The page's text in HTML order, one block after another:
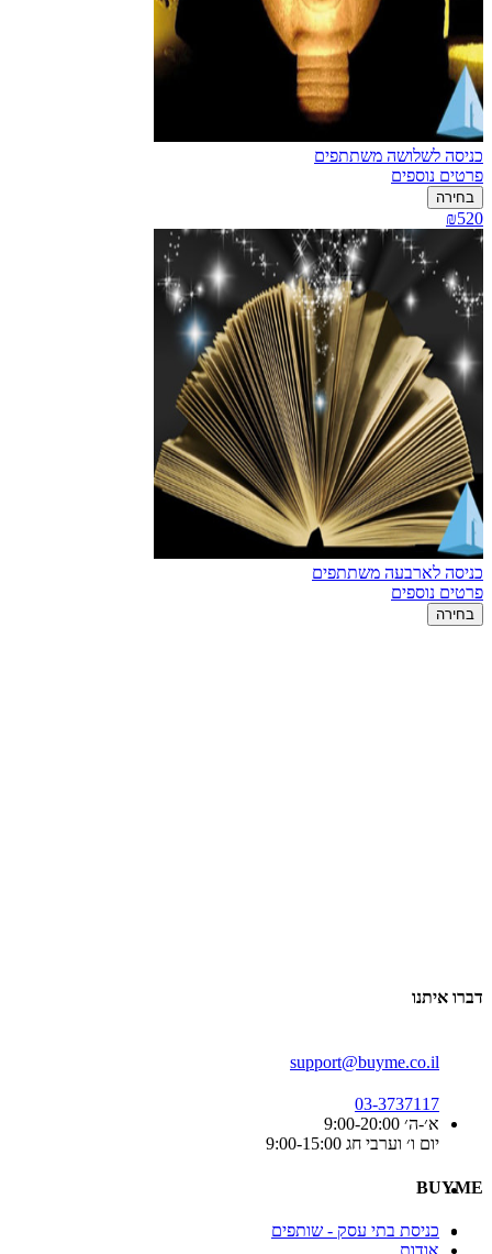
כניסה לשלושה משתתפים
פרטים נוספים
בחירה
₪520
כניסה לארבעה משתתפים
פרטים נוספים
בחירה
דברו איתנו
support@buyme.co.il
03-3737117
א׳-ה׳ 9:00-20:00
יום ו׳ וערבי חג 9:00-15:00
BUYME
כניסת בתי עסק - שותפים
אודות